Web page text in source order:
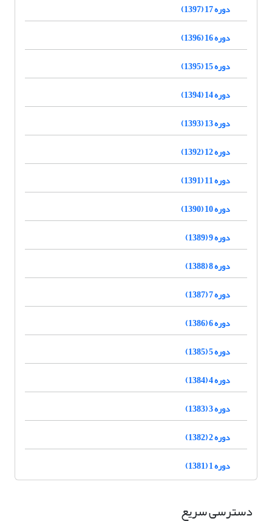
دوره 17 (1397)
دوره 16 (1396)
دوره 15 (1395)
دوره 14 (1394)
دوره 13 (1393)
دوره 12 (1392)
دوره 11 (1391)
دوره 10 (1390)
دوره 9 (1389)
دوره 8 (1388)
دوره 7 (1387)
دوره 6 (1386)
دوره 5 (1385)
دوره 4 (1384)
دوره 3 (1383)
دوره 2 (1382)
دوره 1 (1381)
دسترسی سریع